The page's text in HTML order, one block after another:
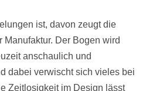
ist, davon zeugt die
Der Bogen wird
anschaulich und
dabei verwischt sich vieles bei
Zeitlosigkeit im Design lässt